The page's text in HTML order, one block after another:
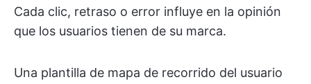
Cada clic, retraso o error influye en la opinión
que los usuarios tienen de su marca.
Una plantilla de mapa de recorrido del usuario